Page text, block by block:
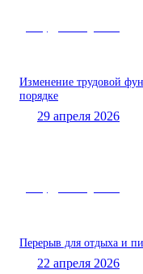
Изменение трудовой
порядке
29 апреля 2026
Перерыв для отдыха и
22 апреля 2026